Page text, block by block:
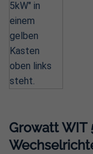
Growatt WIT